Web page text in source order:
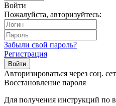
Войти
Пожалуйста, авторизуйтесь:
Забыли свой пароль?
Регистрация
Войти
Авторизироваться через соц.
Восстановление пароля
Для получения инструкций по